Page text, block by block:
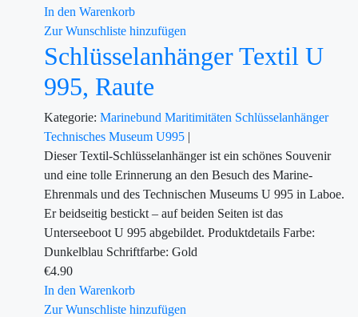
In den Warenkorb
Zur Wunschliste hinzufügen
Schlüsselanhänger Textil U
995, Raute
Kategorie: Marinebund Maritimitäten Schlüsselanhänger
Technisches Museum U995 |
Dieser Textil-Schlüsselanhänger ist ein schönes Souvenir
und eine tolle Erinnerung an den Besuch des Marine-
Ehrenmals und des Technischen Museums U 995 in Laboe.
Er beidseitig bestickt – auf beiden Seiten ist das
Unterseeboot U 995 abgebildet. Produktdetails Farbe:
Dunkelblau Schriftfarbe: Gold
€4.90
In den Warenkorb
Zur Wunschliste hinzufügen